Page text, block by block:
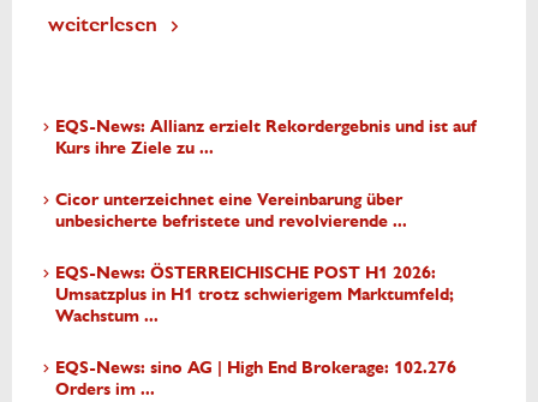
weiterlesen
EQS-News: Allianz erzielt Rekordergebnis und ist auf
Kurs ihre Ziele zu ...
Cicor unterzeichnet eine Vereinbarung über
unbesicherte befristete und revolvierende ...
EQS-News: ÖSTERREICHISCHE POST H1 2026:
Umsatzplus in H1 trotz schwierigem Marktumfeld;
Wachstum ...
EQS-News: sino AG | High End Brokerage: 102.276
Orders im ...